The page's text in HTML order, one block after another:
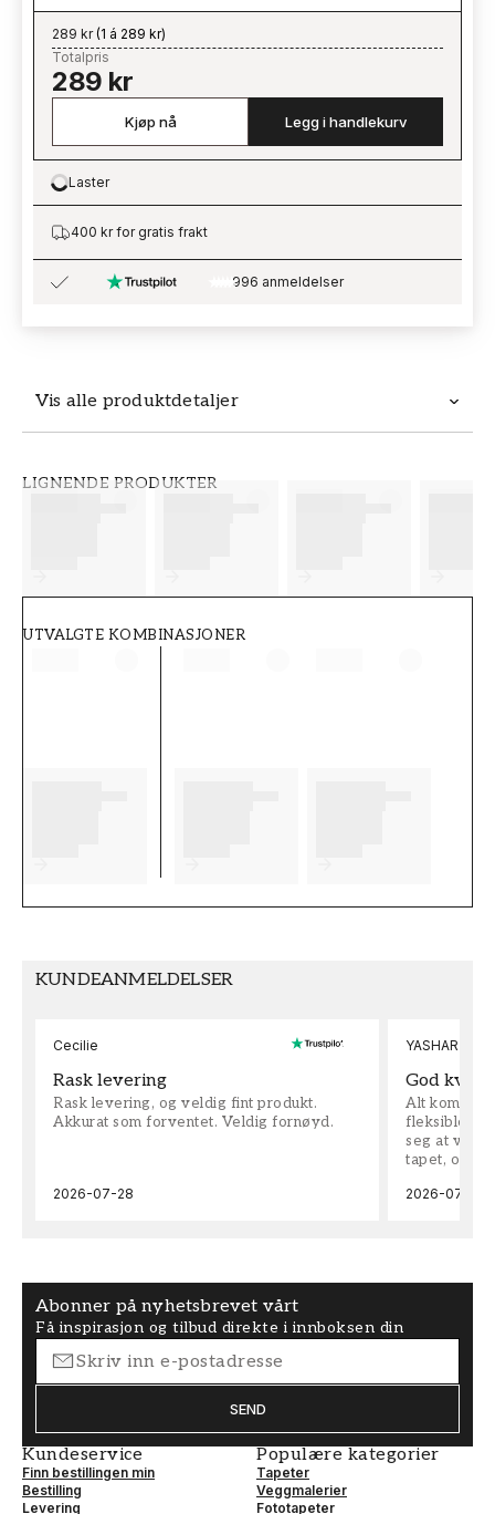
Vis alle produktdetaljer
LIGNENDE PRODUKTER
UTVALGTE KOMBINASJONER
289 kr(1 á 289 kr)
Totalpris
289 kr
Kjøp nå Legg i handlekurv
Loading…
Laster
400 kr for gratis frakt
996 anmeldelser
KUNDEANMELDELSER
Cecilie
Rask levering
Rask levering, og veldig fint produkt.
Akkurat som forventet. Veldig fornøyd.
2026-07-28
YASHAR
God
Alt kom
fleksible på
seg at vi
tapet, og
2026-07-04
Abonner på nyhetsbrevet vårt
Få inspirasjon og tilbud direkte i innboksen din
SEND
Kundeservice
Finn bestillingen min
Bestilling
Levering
Populære kategorier
Tapeter
Veggmalerier
Fototapeter